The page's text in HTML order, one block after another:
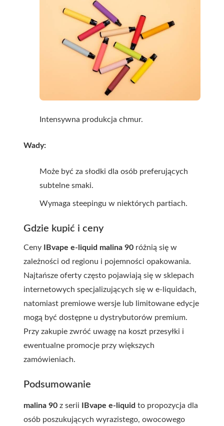
Intensywna produkcja chmur.
Wady:
Może być za słodki dla osób preferujących
subtelne smaki.
Wymaga steepingu w niektórych partiach.
Gdzie kupić i ceny
Ceny IBvape e-liquid malina 90 różnią się w
zależności od regionu i pojemności opakowania.
Najtańsze oferty często pojawiają się w sklepach
internetowych specjalizujących się w e-liquidach,
natomiast premiowe wersje lub limitowane edycje
mogą być dostępne u dystrybutorów premium.
Przy zakupie zwróć uwagę na koszt przesyłki i
ewentualne promocje przy większych
zamówieniach.
Podsumowanie
malina 90 z serii IBvape e-liquid to propozycja dla
osób poszukujących wyrazistego, owocowego